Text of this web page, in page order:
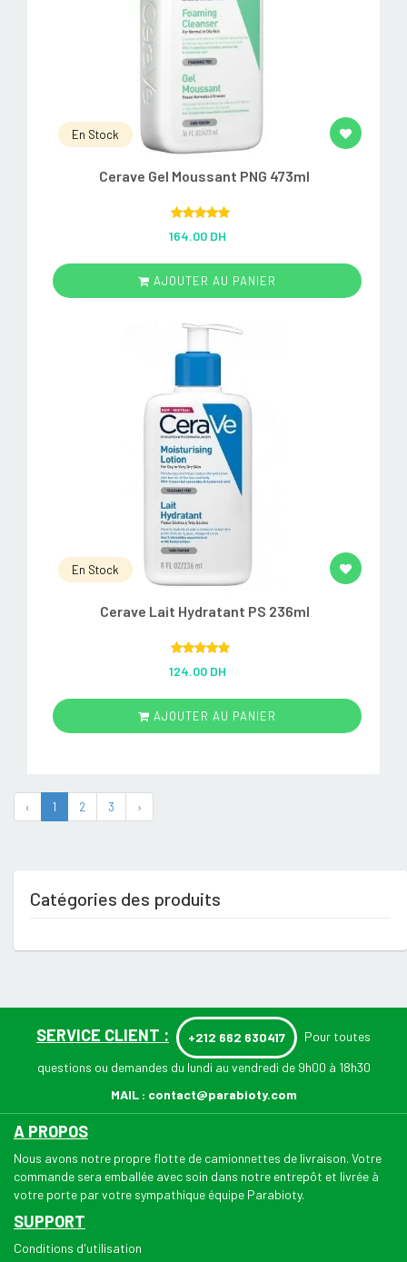
En Stock
Cerave Gel Moussant PNG 473ml
out of 5
164.00 DH
AJOUTER AU PANIER
En Stock
Cerave Lait Hydratant PS 236ml
out of 5
124.00 DH
AJOUTER AU PANIER
‹ 1 2 3 ›
Catégories des produits
SERVICE CLIENT : +212 662 630417 Pour toutes
questions ou demandes du lundi au vendredi de 9h00 à 18h30
MAIL : contact@parabioty.com
A PROPOS
Nous avons notre propre flotte de camionnettes de livraison. Votre
commande sera emballée avec soin dans notre entrepôt et livrée à
votre porte par votre sympathique équipe Parabioty.
SUPPORT
Conditions d'utilisation